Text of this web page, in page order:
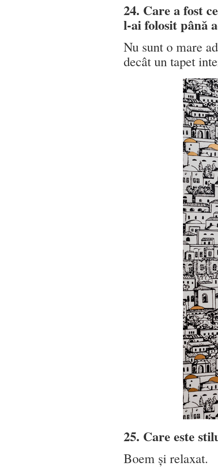
24. Care a fost
l-ai folosit până
Nu sunt o mare
decât un tapet
25. Care este
Boem și relaxat.